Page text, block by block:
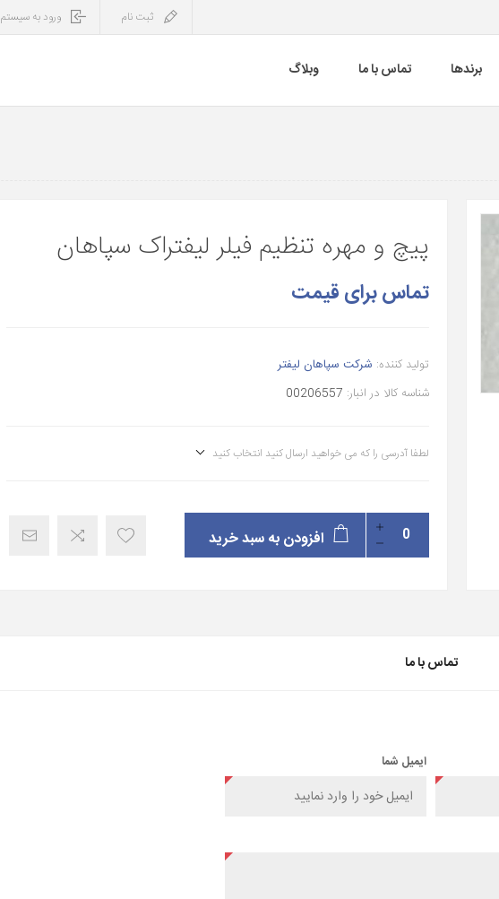
ثبت نام ورود به سیستم
برندها تماس با ما وبلاگ
پیچ و مهره تنظیم فیلر لیفتراک سپاهان
تماس برای قیمت
تولید کننده: شرکت سپاهان لیفتر
شناسه کالا در انبار: 00206557
لطفا آدرسی را که می خواهید ارسال کنید انتخاب کنید
افزودن به سبد خرید
تماس با ما
ایمیل شما